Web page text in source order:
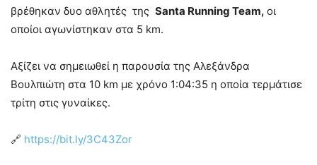
βρέθηκαν δυο αθλητές της Santa Running Team, οι
οποίοι αγωνίστηκαν στα 5 km.
Αξίζει να σημειωθεί η παρουσία της Αλεξάνδρα
Βουλπιώτη στα 10 km με χρόνο 1:04:35 η οποία τερμάτισε
τρίτη στις γυναίκες.
🔗 https://bit.ly/3C43Zor